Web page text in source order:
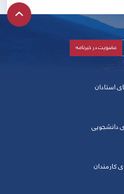
استادان
دانشجویی
کارمندان